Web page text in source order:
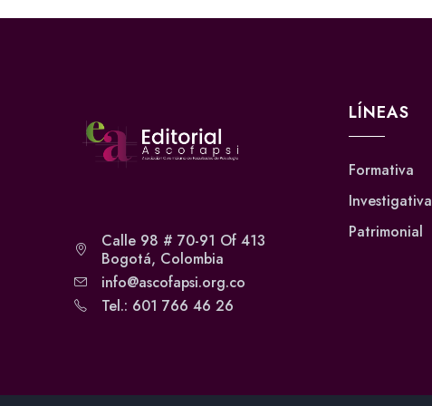
Calle 98 # 70-91 Of 413
Bogotá, Colombia
info@ascofapsi.org.co
Tel.: 601 766 46 26
LÍNEAS
Formativa
Investigativa
Patrimonial